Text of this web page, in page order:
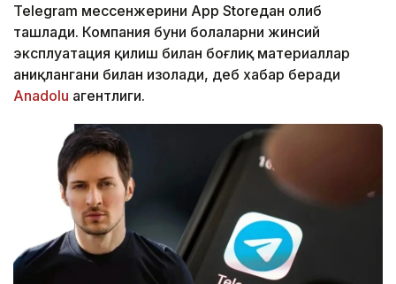
Telegram мессенжерини App Storeдан олиб
ташлади. Компания буни болаларни жинсий
эксплуатация қилиш билан боғлиқ материаллар
аниқлангани билан изоҳлади, деб хабар беради
Аnadolu агентлиги.